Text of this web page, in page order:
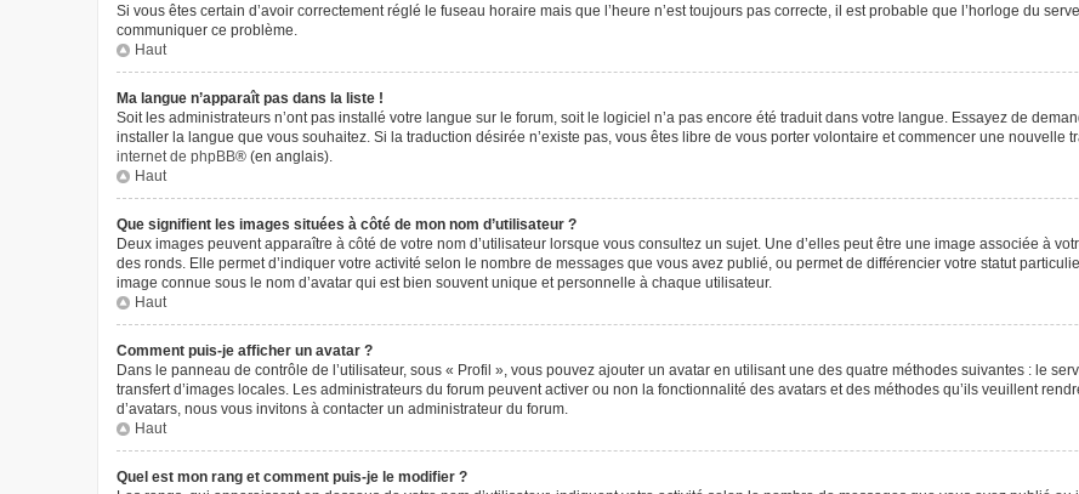
Si vous êtes certain d’avoir correctement réglé le fuseau horaire mais que l’heure n’est toujours pas correcte, il est probable que l’horloge du
communiquer ce problème.
Haut
Ma langue n’apparaît pas dans la liste !
Soit les administrateurs n’ont pas installé votre langue sur le forum, soit le logiciel n’a pas encore été traduit dans votre langue. Essayez de
installer la langue que vous souhaitez. Si la traduction désirée n’existe pas, vous êtes libre de vous porter volontaire et commencer une nouvelle
internet de phpBB® (en anglais).
Haut
Que signifient les images situées à côté de mon nom d’utilisateur ?
Deux images peuvent apparaître à côté de votre nom d’utilisateur lorsque vous consultez un sujet. Une d’elles peut être une image associée à
des ronds. Elle permet d’indiquer votre activité selon le nombre de messages que vous avez publié, ou permet de différencier votre statut
image connue sous le nom d’avatar qui est bien souvent unique et personnelle à chaque utilisateur.
Haut
Comment puis-je afficher un avatar ?
Dans le panneau de contrôle de l’utilisateur, sous « Profil », vous pouvez ajouter un avatar en utilisant une des quatre méthodes suivantes : le
transfert d’images locales. Les administrateurs du forum peuvent activer ou non la fonctionnalité des avatars et des méthodes qu’ils veuillent
d’avatars, nous vous invitons à contacter un administrateur du forum.
Haut
Quel est mon rang et comment puis-je le modifier ?